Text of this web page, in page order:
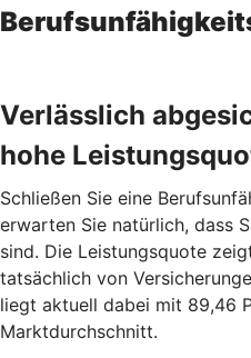
Verlässlich
hohe
Schließen Sie eine
erwarten Sie natürlich, dass
sind. Die Leistungsquote
tatsächlich von
liegt aktuell dabei mit 89,46
Marktdurchschnitt.